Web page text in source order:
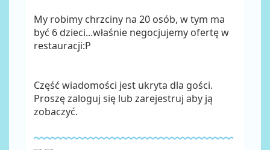
My robimy chrzciny na 20 osób, w tym ma
być 6 dzieci...właśnie negocjujemy ofertę w
restauracji:P
Część wiadomości jest ukryta dla gości.
Proszę zaloguj się lub zarejestruj aby ją
zobaczyć.